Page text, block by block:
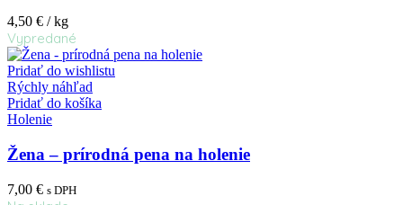
4,50 € / kg
Vypredané
Pridať do wishlistu
Rýchly náhľad
Pridať do košíka
Holenie
Žena – prírodná pena na holenie
7,00 € s DPH